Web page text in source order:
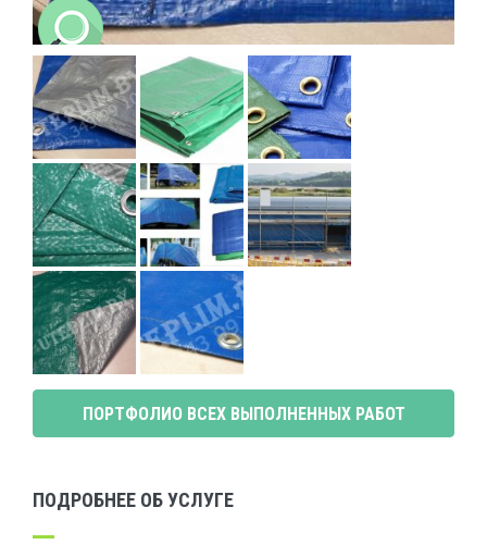
ПОРТФОЛИО ВСЕХ ВЫПОЛНЕННЫХ РАБОТ
ПОДРОБНЕЕ ОБ УСЛУГЕ